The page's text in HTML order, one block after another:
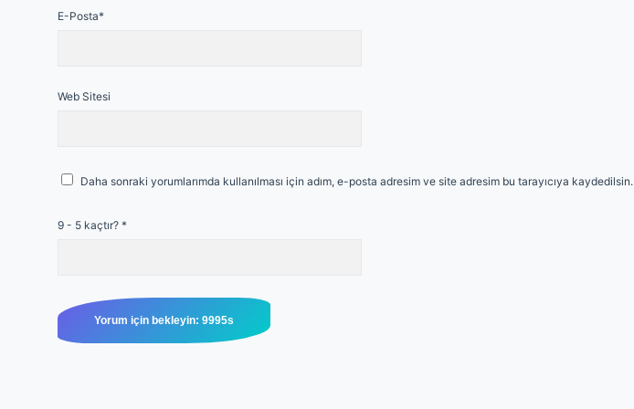
E-Posta*
Web Sitesi
Daha sonraki yorumlarımda kullanılması için adım, e-posta adresim ve site adresim bu tarayıcıya kaydedilsin.
9 - 5 kaçtır? *